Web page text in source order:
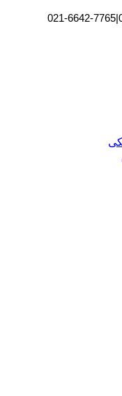
|
021-6642-7765